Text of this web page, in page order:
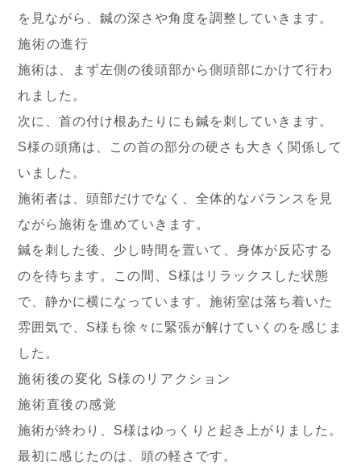
を見ながら、鍼の深さや角度を調整していきます。
施術の進行
施術は、まず左側の後頭部から側頭部にかけて行わ
れました。
次に、首の付け根あたりにも鍼を刺していきます。
S様の頭痛は、この首の部分の硬さも大きく関係して
いました。
施術者は、頭部だけでなく、全体的なバランスを見
ながら施術を進めていきます。
鍼を刺した後、少し時間を置いて、身体が反応する
のを待ちます。この間、S様はリラックスした状態
で、静かに横になっています。施術室は落ち着いた
雰囲気で、S様も徐々に緊張が解けていくのを感じま
した。
施術後の変化 S様のリアクション
施術直後の感覚
施術が終わり、S様はゆっくりと起き上がりました。
最初に感じたのは、頭の軽さです。